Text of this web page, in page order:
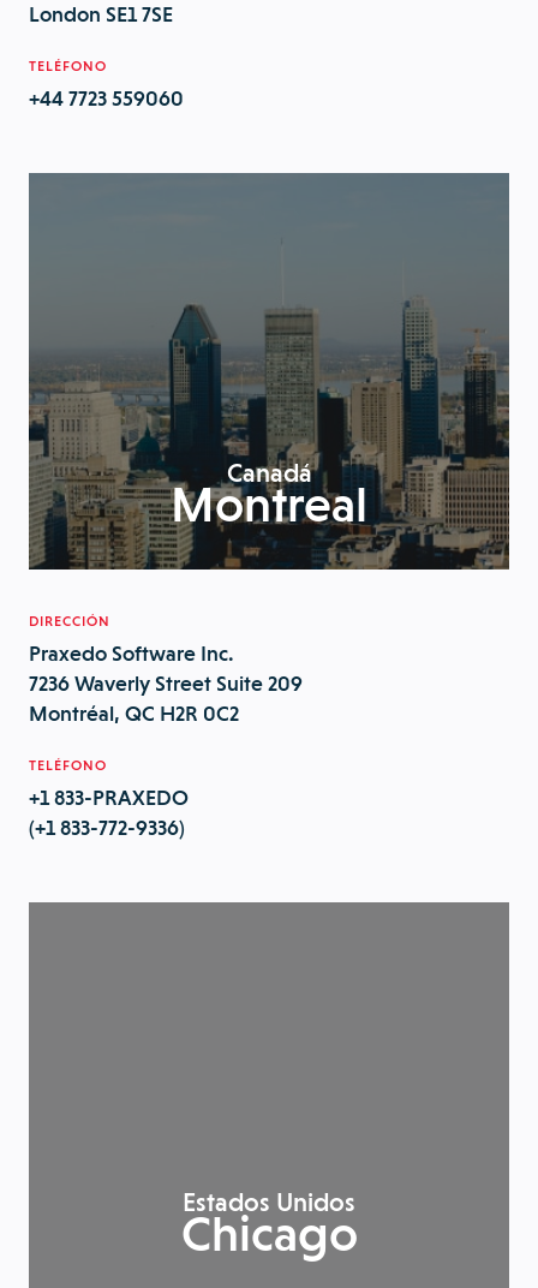
London SE1 7SE
TELÉFONO
+44 7723 559060
Canadá
Montreal
DIRECCIÓN
Praxedo Software Inc.
7236 Waverly Street Suite 209
Montréal, QC H2R 0C2
TELÉFONO
+1 833-PRAXEDO
(+1 833-772-9336)
Estados Unidos
Chicago